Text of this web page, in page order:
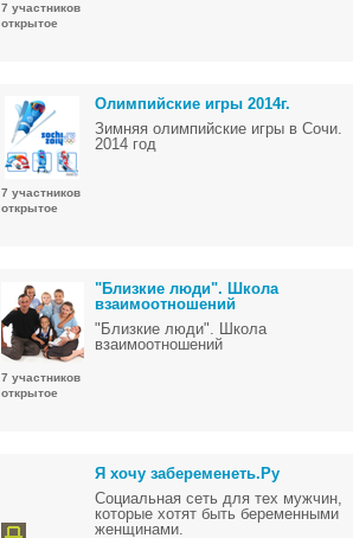
7 участников
открытое
7 участников
открытое
Олимпийские игры 2014г.
Зимняя олимпийские игры в Сочи.
2014 год
7 участников
открытое
"Близкие люди". Школа
взаимоотношений
"Близкие люди". Школа
взаимоотношений
Я хочу забеременеть.Ру
Социальная сеть для тех мужчин,
которые хотят быть беременными
женщинами.